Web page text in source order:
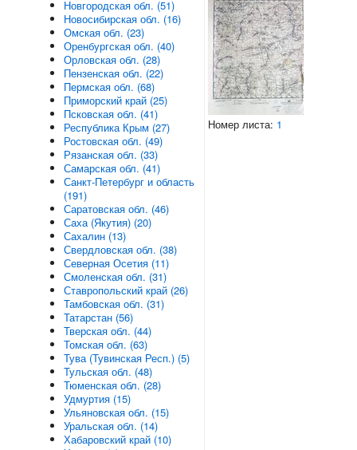
Номер листа: 1
Новгородская обл. (51)
Новосибирская обл. (16)
Омская обл. (23)
Оренбургская обл. (40)
Орловская обл. (28)
Пензенская обл. (22)
Пермская обл. (68)
Приморский край (25)
Псковская обл. (41)
Республика Крым (27)
Ростовская обл. (49)
Рязанская обл. (33)
Самарская обл. (41)
Санкт-Петербург и область
(191)
Саратовская обл. (46)
Саха (Якутия) (20)
Сахалин (13)
Свердловская обл. (38)
Северная Осетия (11)
Смоленская обл. (31)
Ставропольский край (26)
Тамбовская обл. (31)
Татарстан (56)
Тверская обл. (44)
Томская обл. (63)
Тува (Тувинская Респ.) (5)
Тульская обл. (48)
Тюменская обл. (28)
Удмуртия (15)
Ульяновская обл. (15)
Уральская обл. (14)
Хабаровский край (10)